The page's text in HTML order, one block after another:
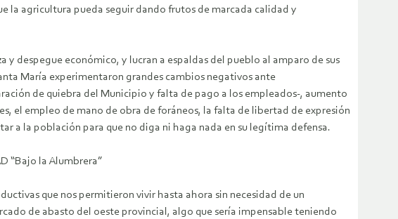
la agricultura pueda seguir dando frutos de marcada calidad y
despegue económico, y lucran a espaldas del pueblo al amparo de sus
María experimentaron grandes cambios negativos ante
de quiebra del Municipio y falta de pago a los empleados-, aumento
el empleo de mano de obra de foráneos, la falta de libertad de expresión
a la población para que no diga ni haga nada en su legítima defensa.
“Bajo la Alumbrera”
que nos permitieron vivir hasta ahora sin necesidad de un
de abasto del oeste provincial, algo que sería impensable teniendo